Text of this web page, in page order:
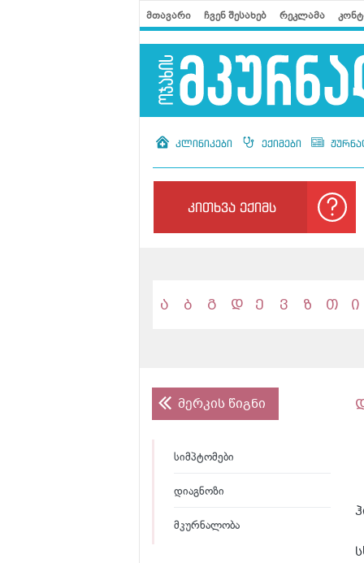
მთავარი ჩვენ შესახებ რეკლამა
კლინიკები ექიმები
კითხვა ექიმს
ა ბ გ დ ე ვ ზ თ ი
მერკის წიგნი
სიმპტომები
დიაგნოზი
მკურნალობა